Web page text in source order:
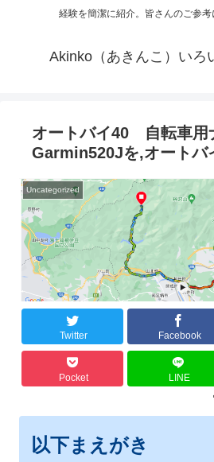
経験を簡潔に紹介。皆さんのご参考
Akinko（あきんこ）いろ
オートバイ40 自転車用
Garmin520Jを,オートバ
Uncategorized
Twitter Facebook
Pocket LINE
以下まえがき